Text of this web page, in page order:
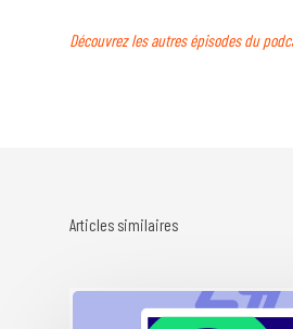
Découvrez les autres épisodes du
Articles similaires